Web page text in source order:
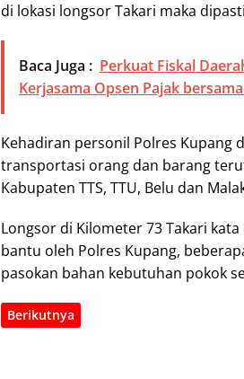
di lokasi longsor Takari maka
Baca Juga : Perkuat Fiskal
Kerjasama Opsen Pajak
Kehadiran personil Polres Kupang
transportasi orang dan barang
Kabupaten TTS, TTU, Belu dan
Longsor di Kilometer 73 Takari
bantu oleh Polres Kupang,
pasokan bahan kebutuhan pokok
Berikutnya